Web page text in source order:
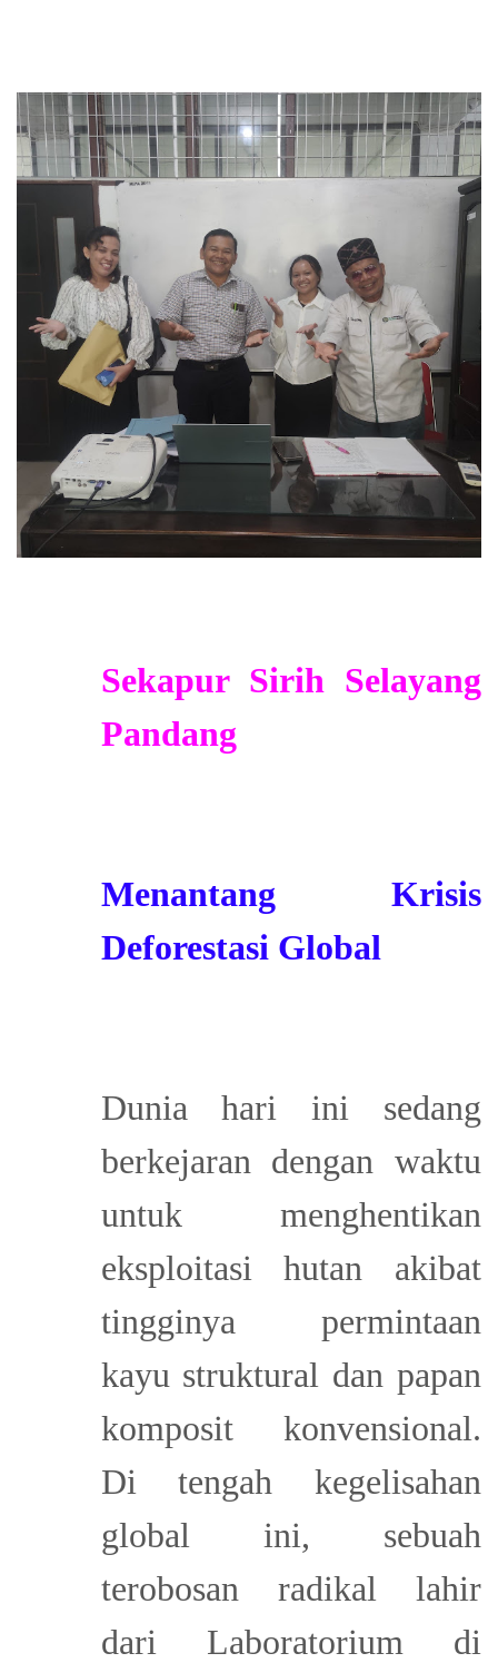
Sekapur Sirih Selayang
Pandang
Menantang Krisis
Deforestasi Global
Dunia hari ini sedang
berkejaran dengan waktu
untuk menghentikan
eksploitasi hutan akibat
tingginya permintaan
kayu struktural dan papan
komposit konvensional.
Di tengah kegelisahan
global ini, sebuah
terobosan radikal lahir
dari Laboratorium di